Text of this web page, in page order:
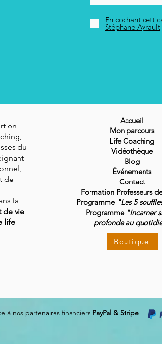
En cochant cett
Stéphane Ayrault
en
du
de
la
de vie
life
Accueil
Mon parcours
Life Coaching
Vidéothèque
Blog
Événements
Contact
Formation Professeurs
Programme "Les 5
Programme "Incarner
profonde au
Boutique
à nos partenaires financiers PayPal & Stripe